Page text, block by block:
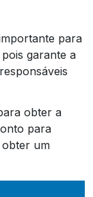
para
garante a
obter a
para
um